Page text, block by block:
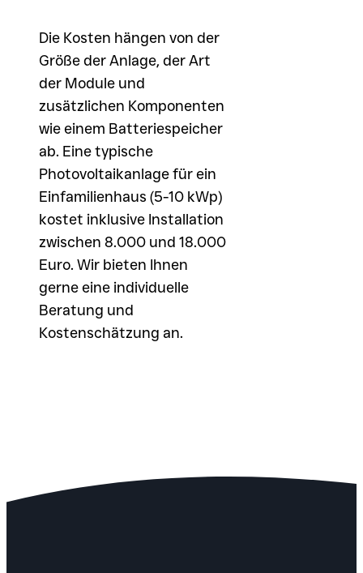
Die Kosten hängen von der
Größe der Anlage, der Art
der Module und
zusätzlichen Komponenten
wie einem Batteriespeicher
ab. Eine typische
Photovoltaikanlage für ein
Einfamilienhaus (5-10 kWp)
kostet inklusive Installation
zwischen 8.000 und 18.000
Euro. Wir bieten Ihnen
gerne eine individuelle
Beratung und
Kostenschätzung an.